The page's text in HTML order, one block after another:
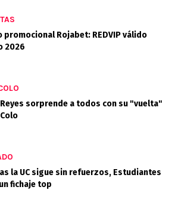
promocional Rojabet: REDVIP válido
2026
sorprende a todos con su "vuelta"
la UC sigue sin refuerzos, Estudiantes
fichaje top